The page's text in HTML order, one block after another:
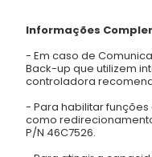
Informações
- Em caso de
Back-up que utilizem
controladora
- Para habilitar
como
P/N 46C7526.